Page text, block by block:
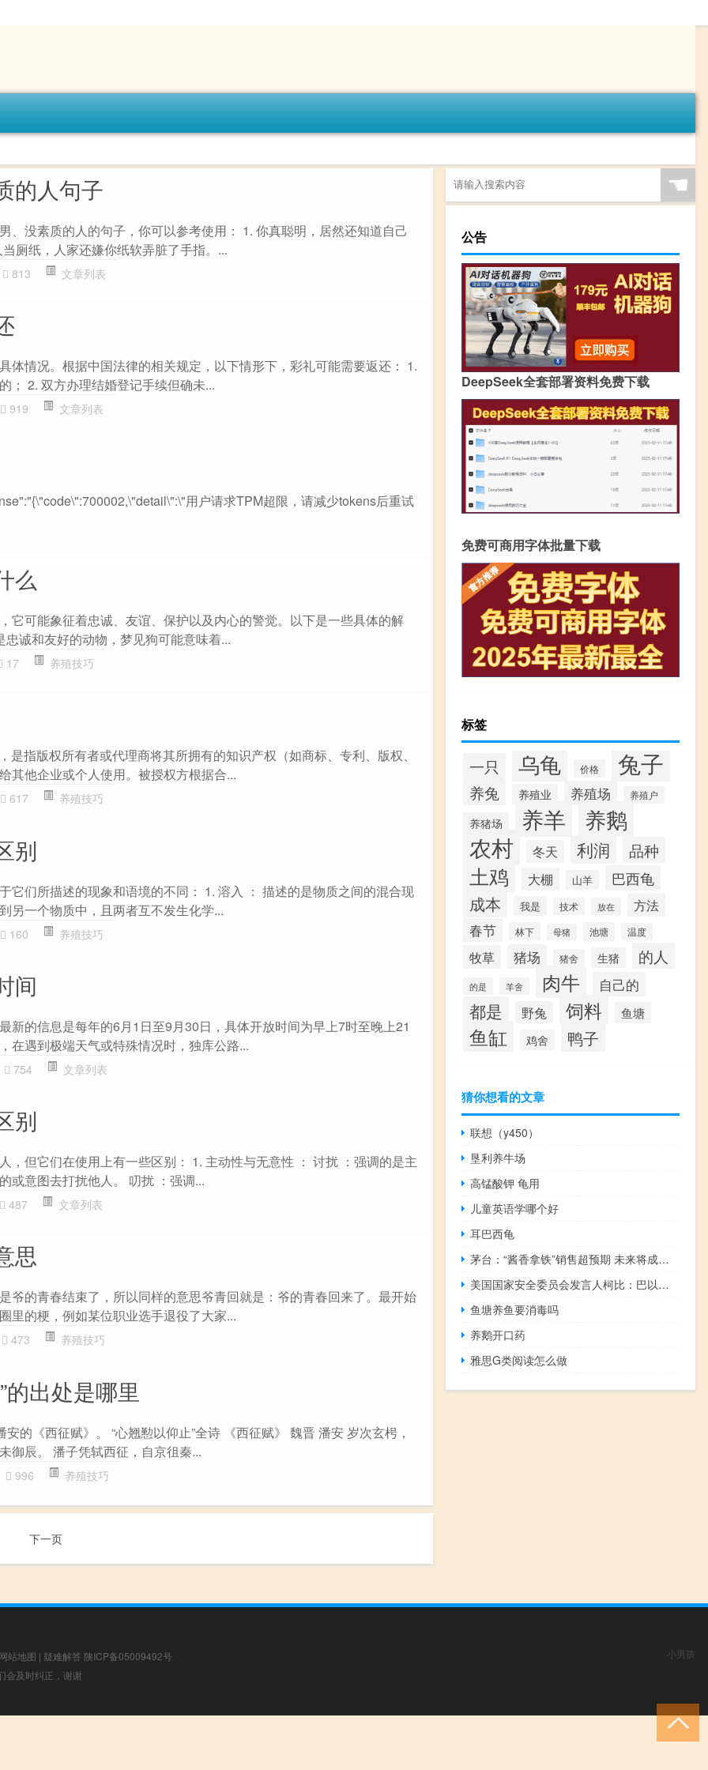
的人句子
、没素质的人的句子，你可以参考使用： 1. 你真聪明，居然还知道自己
厕纸，人家还嫌你纸软弄脏了手指。...
813 文章列表
体情况。根据中国法律的相关规定，以下情形下，彩礼可能需要返还： 1.
； 2. 双方办理结婚登记手续但确未...
919 文章列表
用户请求TPM超限，请减少tokens后重试
么
它可能象征着忠诚、友谊、保护以及内心的警觉。以下是一些具体的解
诚和友好的动物，梦见狗可能意味着...
17 养殖技巧
是指版权所有者或代理商将其所拥有的知识产权（如商标、专利、版权、
其他企业或个人使用。被授权方根据合...
617 养殖技巧
别
它们所描述的现象和语境的不同： 1. 溶入 ： 描述的是物质之间的混合现
另一个物质中，且两者互不发生化学...
160 养殖技巧
间
新的信息是每年的6月1日至9月30日，具体开放时间为早上7时至晚上21
在遇到极端天气或特殊情况时，独库公路...
754 文章列表
别
，但它们在使用上有一些区别： 1. 主动性与无意性 ： 讨扰 ：强调的是主
或意图去打扰他人。 叨扰 ：强调...
487 文章列表
思
爷的青春结束了，所以同样的意思爷青回就是：爷的青春回来了。最开始
里的梗，例如某位职业选手退役了大家...
473 养殖技巧
的出处是哪里
安的《西征赋》。 “心翘懃以仰止”全诗 《西征赋》 魏晋 潘安 岁次玄枵，
御辰。 潘子凭轼西征，自京徂秦...
996 养殖技巧
下一页
☚
公告
DeepSeek全套部署资料免费下载
免费可商用字体批量下载
标签
一只 乌龟 价格 兔子
养兔 养殖业 养殖场 养殖户
养猪场 养羊 养鹅
农村 冬天 利润 品种
土鸡 大棚 山羊 巴西龟
成本 我是 技术 放在
方法
春节
林下 母猪 池塘 温度
牧草 猪场 猪舍 生猪 的人
的是 羊舍 肉牛 自己的
都是 野兔 饲料 鱼塘
鱼缸 鸡舍 鸭子
猜你想看的文章
联想（y450）
垦利养牛场
高锰酸钾 龟用
儿童英语学哪个好
耳巴西龟
茅台：“酱香拿铁”销售超预期 未来将成为常设产品长期推出
美国国家安全委员会发言人柯比：巴以双方可能需要多次停火
鱼塘养鱼要消毒吗
养鹅开口药
雅思G类阅读怎么做
站地图 | 疑难解答 陕ICP备05009492号
会及时纠正，谢谢
小男孩